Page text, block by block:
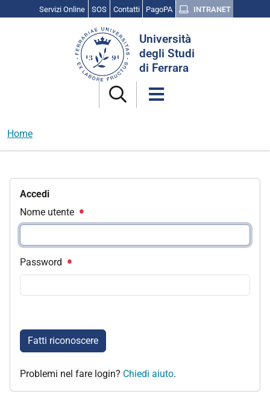
Servizi Online SOS Contatti PagoPA INTRANET
Università
degli Studi
di Ferrara
Home
Accedi
Nome utente
Password
Fatti riconoscere
Problemi nel fare login? Chiedi aiuto.